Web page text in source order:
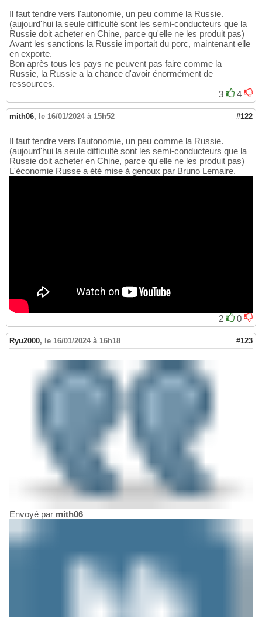
Il faut tendre vers l'autonomie, un peu comme la Russie.
(aujourd'hui la seule difficulté sont les semi-conducteurs que la
Russie doit acheter en Chine, parce qu'elle ne les produit pas)
Avant les sanctions la Russie importait du porc, maintenant elle
en exporte.
Bon après tous les pays ne peuvent pas faire comme la
Russie, la Russie a la chance d'avoir énormément de
ressources.
3
4
mith06, le 16/01/2024 à 15h52 #122
Il faut tendre vers l'autonomie, un peu comme la Russie.
(aujourd'hui la seule difficulté sont les semi-conducteurs que la
Russie doit acheter en Chine, parce qu'elle ne les produit pas)
L'économie Russe a été mise à genoux par Bruno Lemaire.
2 0
Ryu2000, le 16/01/2024 à 16h18 #123
Envoyé par mith06